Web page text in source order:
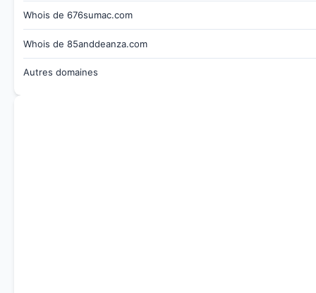
Whois de 676sumac.com
Whois de 85anddeanza.com
Autres domaines